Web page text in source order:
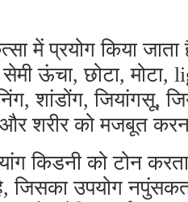
में प्रयोग किया
ऊंचा, छोटा, मोटा,
शांडोंग, जियांगसू,
शरीर को मजबूत
किडनी को टोन
जिसका उपयोग